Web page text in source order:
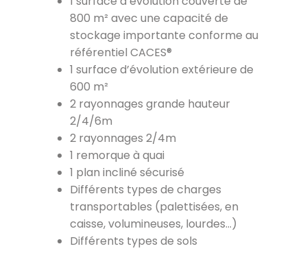
800 m² avec une capacité de
stockage importante conforme au
référentiel CACES®
1 surface d’évolution extérieure de
600 m²
2 rayonnages grande hauteur
2/4/6m
2 rayonnages 2/4m
1 remorque à quai
1 plan incliné sécurisé
Différents types de charges
transportables (palettisées, en
caisse, volumineuses, lourdes…)
Différents types de sols